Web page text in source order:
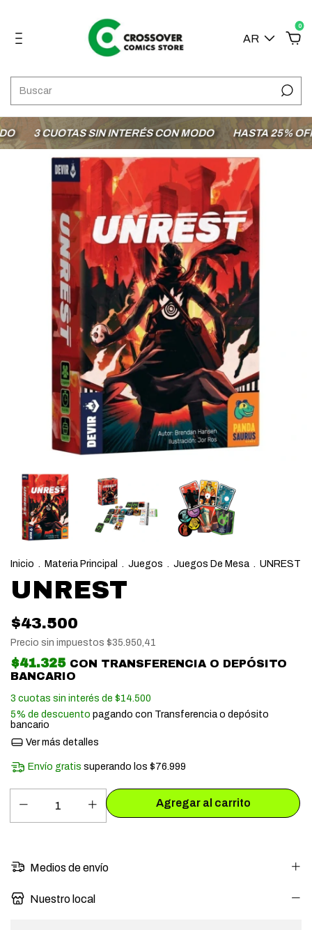
AR
0
3 CUOTAS SIN INTERÉS CON MODO HASTA 25% OFF
Inicio . Materia Principal . Juegos . Juegos De Mesa . UNREST
UNREST
$43.500
Precio sin impuestos $35.950,41
$41.325 CON TRANSFERENCIA O DEPÓSITO
BANCARIO
3 cuotas sin interés de $14.500
5% de descuento pagando con Transferencia o depósito
bancario
Ver más detalles
Envío gratis superando los$76.999
Medios de envío
Nuestro local